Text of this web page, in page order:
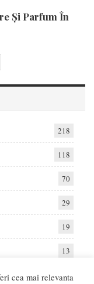
Și Parfum În
218
118
70
29
19
13
cea mai relevanta